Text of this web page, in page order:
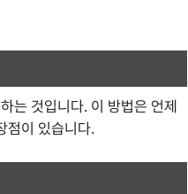
는 것입니다. 이 방법은 언제
점이 있습니다.